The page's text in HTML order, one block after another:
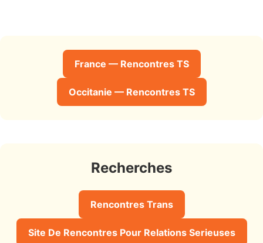
France — Rencontres TS
Occitanie — Rencontres TS
Recherches
Rencontres Trans
Site De Rencontres Pour Relations Serieuses